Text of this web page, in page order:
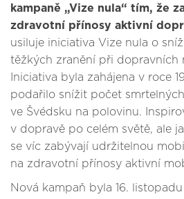
kampaně „Vize nula“ tím, že
zdravotní přínosy aktivní
usiluje iniciativa Vize nula o
těžkých zranění při dopravních
Iniciativa byla zahájena v roce
podařilo snížit počet
ve Švédsku na polovinu.
v dopravě po celém světě, ale
se víc zabývají udržitelnou
na zdravotní přínosy aktivní
Nová kampaň byla 16.